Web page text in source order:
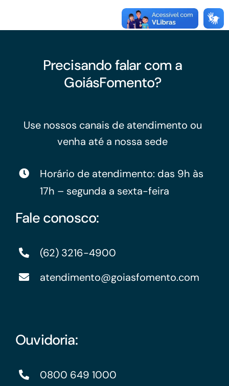
Precisando falar com a
GoiásFomento?
Use nossos canais de atendimento ou
venha até a nossa sede
Horário de atendimento: das 9h às
17h – segunda a sexta-feira
Fale conosco:
(62) 3216-4900
atendimento@goiasfomento.com
Ouvidoria:
0800 649 1000